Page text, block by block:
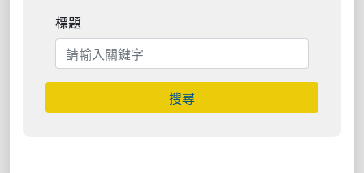
標題
搜尋